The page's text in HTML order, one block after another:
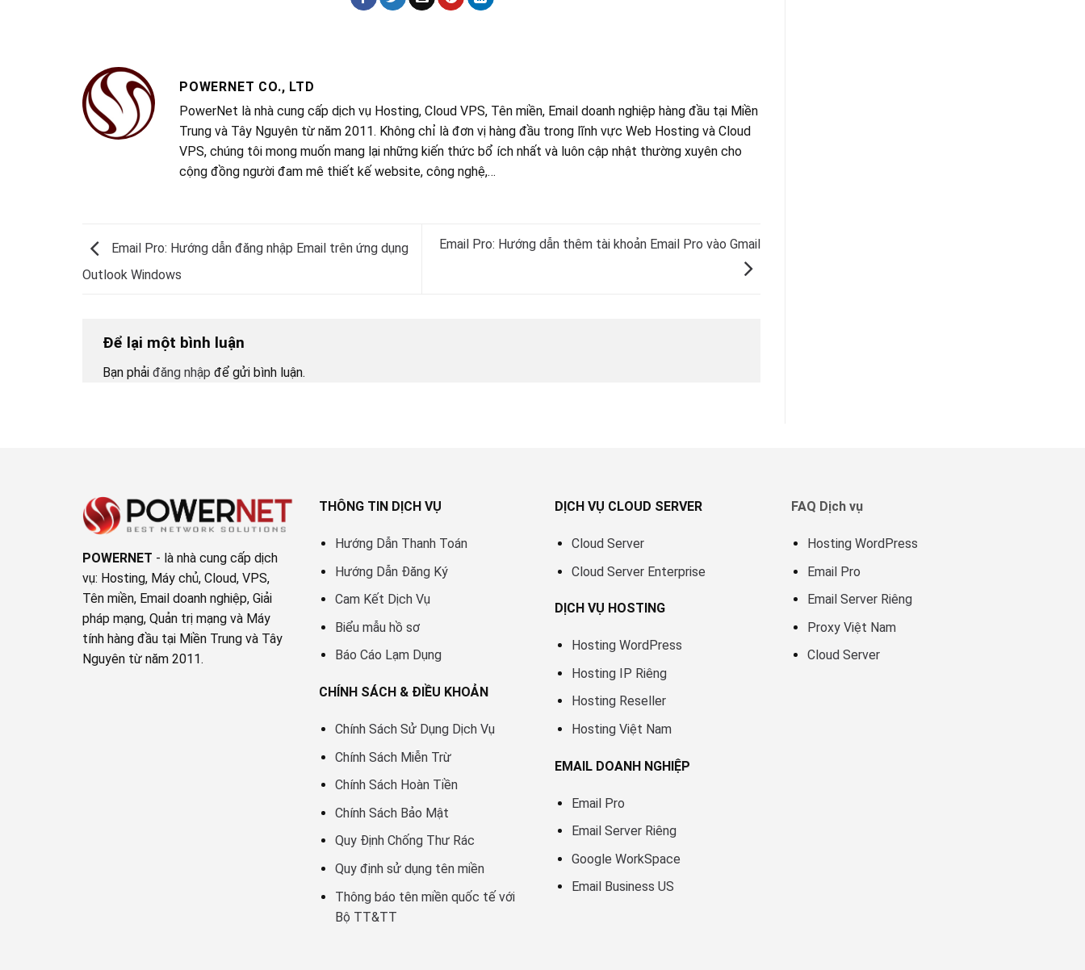
POWERNET CO., LTD
PowerNet là nhà cung cấp dịch vụ Hosting, Cloud VPS, Tên miền, Email doanh nghiệp hàng đầu tại Miền
Trung và Tây Nguyên từ năm 2011. Không chỉ là đơn vị hàng đầu trong lĩnh vực Web Hosting và Cloud
VPS, chúng tôi mong muốn mang lại những kiến thức bổ ích nhất và luôn cập nhật thường xuyên cho
cộng đồng người đam mê thiết kế website, công nghệ,…
Email Pro: Hướng dẫn đăng nhập Email trên ứng dụng
Outlook Windows
Email Pro: Hướng dẫn thêm tài khoản Email Pro vào Gmail
Để lại một bình luận
Bạn phải đăng nhập để gửi bình luận.
POWERNET - là nhà cung cấp dịch
vụ: Hosting, Máy chủ, Cloud, VPS,
Tên miền, Email doanh nghiệp, Giải
pháp mạng, Quản trị mạng và Máy
tính hàng đầu tại Miền Trung và Tây
Nguyên từ năm 2011.
THÔNG TIN DỊCH VỤ
Hướng Dẫn Thanh Toán
Hướng Dẫn Đăng Ký
Cam Kết Dịch Vụ
Biểu mẫu hồ sơ
Báo Cáo Lạm Dụng
CHÍNH SÁCH & ĐIỀU KHOẢN
Chính Sách Sử Dụng Dịch Vụ
Chính Sách Miễn Trừ
Chính Sách Hoàn Tiền
Chính Sách Bảo Mật
Quy Định Chống Thư Rác
Quy định sử dụng tên miền
Thông báo tên miền quốc tế với
Bộ TT&TT
DỊCH VỤ CLOUD SERVER
Cloud Server
Cloud Server Enterprise
DỊCH VỤ HOSTING
Hosting WordPress
Hosting IP Riêng
Hosting Reseller
Hosting Việt Nam
EMAIL DOANH NGHIỆP
Email Pro
Email Server Riêng
Google WorkSpace
Email Business US
FAQ Dịch vụ
Hosting WordPress
Email Pro
Email Server Riêng
Proxy Việt Nam
Cloud Server